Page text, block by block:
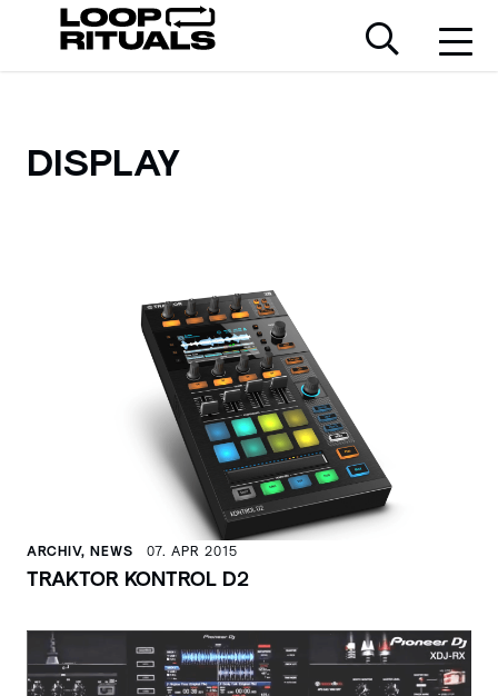
DISPLAY
ARCHIV, NEWS 07. APR 2015
TRAKTOR KONTROL D2